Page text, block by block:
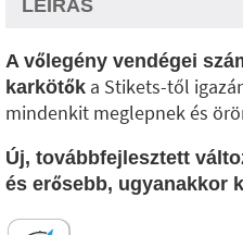
LEÍRÁS
A vőlegény vendégei
karkötők a Stikets-től
mindenkit meglepnek és
Új, továbbfejlesztett
és erősebb, ugyanakkor